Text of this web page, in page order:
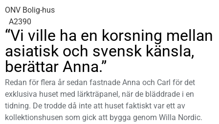
ONV Bolig-hus
A2390
“Vi ville ha en korsning mellan
asiatisk och svensk känsla,
berättar Anna.”
Redan för flera år sedan fastnade Anna och Carl för det
exklusiva huset med lärkträpanel, när de bläddrade i en
tidning. De trodde då inte att huset faktiskt var ett av
kollektionshusen som gick att bygga genom Willa Nordic.